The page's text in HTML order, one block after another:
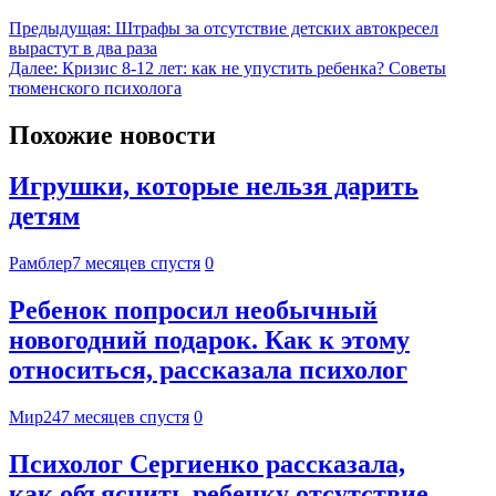
Предыдущая: Штрафы за отсутствие детских автокресел
вырастут в два раза
Далее: Кризис 8-12 лет: как не упустить ребенка? Советы
тюменского психолога
Похожие новости
Игрушки, которые нельзя дарить
детям
Рамблер7 месяцев спустя 0
Ребенок попросил необычный
новогодний подарок. Как к этому
относиться, рассказала психолог
Мир247 месяцев спустя 0
Психолог Сергиенко рассказала,